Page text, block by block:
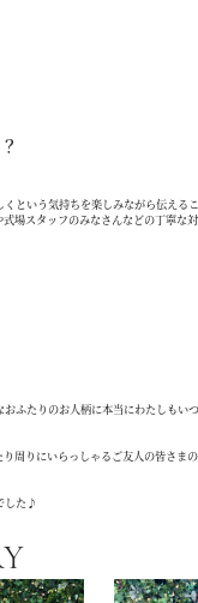
という気持ちを楽しみながら伝える
場スタッフのみなさんなどの丁寧な
ふたりのお人柄に本当にわたしもい
周りにいらっしゃるご友人の皆さま
した♪